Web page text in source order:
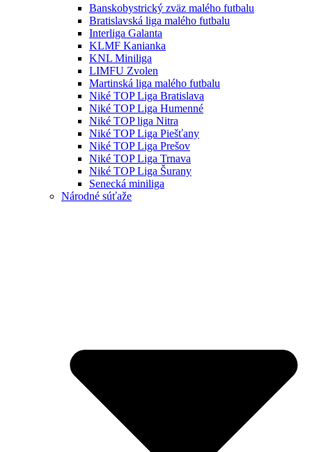
Banskobystrický zväz malého futbalu
Bratislavská liga malého futbalu
Interliga Galanta
KLMF Kanianka
KNL Miniliga
LIMFU Zvolen
Martinská liga malého futbalu
Niké TOP Liga Bratislava
Niké TOP Liga Humenné
Niké TOP liga Nitra
Niké TOP Liga Piešťany
Niké TOP Liga Prešov
Niké TOP Liga Trnava
Niké TOP Liga Šurany
Senecká miniliga
Národné súťaže